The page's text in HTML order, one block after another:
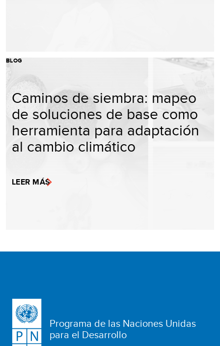
BLOG
Caminos de siembra: mapeo
de soluciones de base como
herramienta para adaptación
al cambio climático
LEER MÁS
Programa de las Naciones Unidas
para el Desarrollo